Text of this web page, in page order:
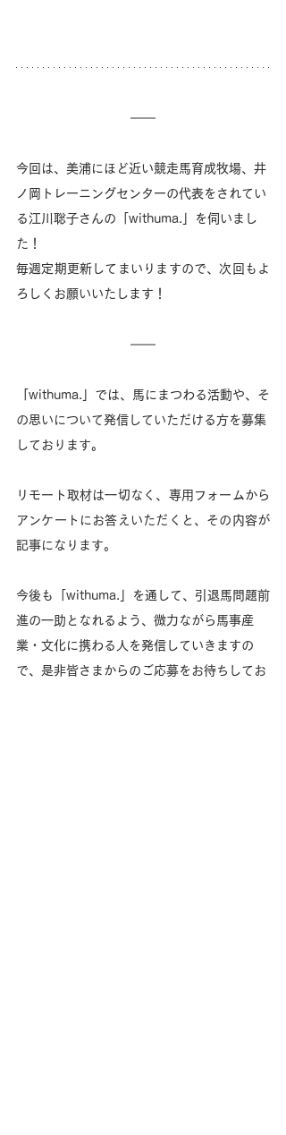
今回は、美浦にほど近い競走馬育成牧場、井
ノ岡トレーニングセンターの代表をされてい
る江川聡子さんの「withuma.」を伺いまし
た！
毎週定期更新してまいりますので、次回もよ
ろしくお願いいたします！
「withuma.」では、馬にまつわる活動や、そ
の思いについて発信していただける方を募集
しております。
リモート取材は一切なく、専用フォームから
アンケートにお答えいただくと、その内容が
記事になります。
今後も「withuma.」を通して、引退馬問題前
進の一助となれるよう、微力ながら馬事産
業・文化に携わる人を発信していきますの
で、是非皆さまからのご応募をお待ちしてお